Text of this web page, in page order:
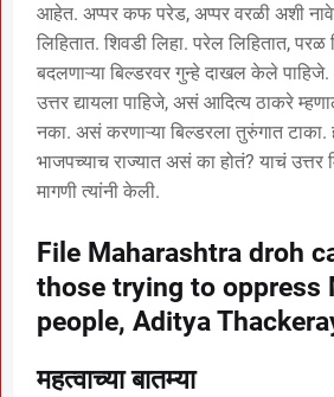
आहेत. अप्पर कफ परेड, अप्पर वरळी अशी
लिहितात. शिवडी लिहा. परेल लिहितात, परळ
बदलणाऱ्या बिल्डरवर गुन्हे दाखल केले
उत्तर द्यायला पाहिजे, असं आदित्य ठाकरे
नका. असं करणाऱ्या बिल्डरला तुरुंगात
भाजपच्याच राज्यात असं का होतं? याचं उत्तर
मागणी त्यांनी केली.
File Maharashtra droh
those trying to oppress
people, Aditya
महत्वाच्या बातम्या